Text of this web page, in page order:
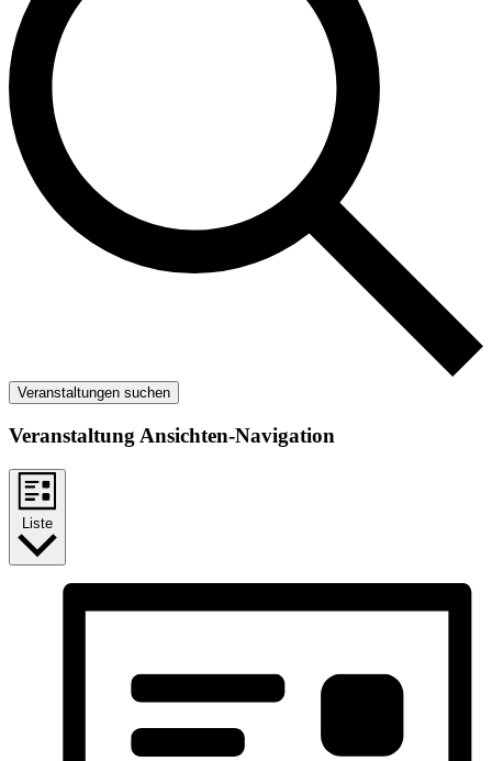
Veranstaltungen suchen
Veranstaltung Ansichten-Navigation
Liste